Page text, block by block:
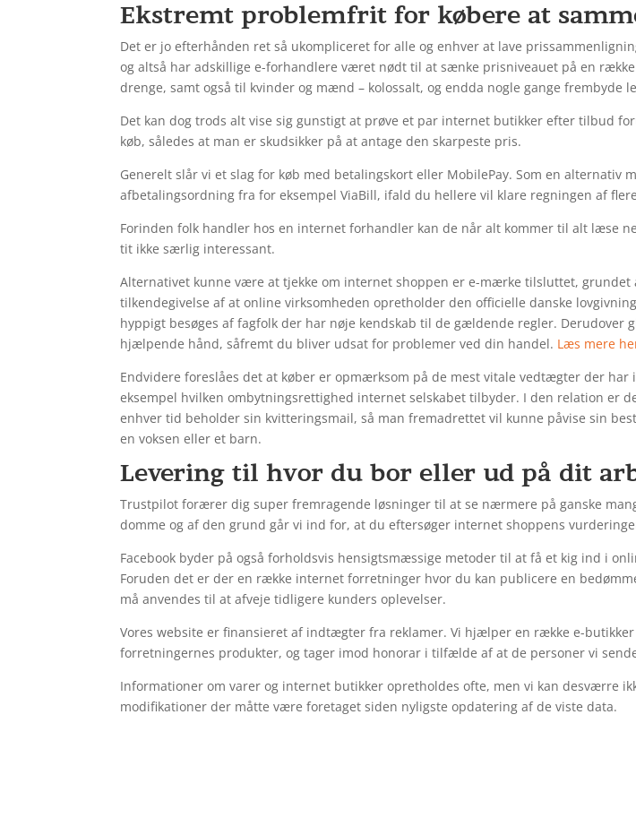
Ekstremt problemfrit for købere at
Det er jo efterhånden ret så ukompliceret for alle og enhver at lave
og altså har adskillige e-forhandlere været nødt til at sænke prisniveauet på en
drenge, samt også til kvinder og mænd – kolossalt, og endda nogle gange frembyde
Det kan dog trods alt vise sig gunstigt at prøve et par internet butikker efter tilbud
køb, således at man er skudsikker på at antage den skarpeste pris.
Generelt slår vi et slag for køb med betalingskort eller MobilePay. Som en alternativ
afbetalingsordning fra for eksempel ViaBill, ifald du hellere vil klare regningen af
Forinden folk handler hos en internet forhandler kan de når alt kommer til alt læse
tit ikke særlig interessant.
Alternativet kunne være at tjekke om internet shoppen er e-mærke tilsluttet,
tilkendegivelse af at online virksomheden opretholder den officielle danske
hyppigt besøges af fagfolk der har nøje kendskab til de gældende regler. Derudover
hjælpende hånd, såfremt du bliver udsat for problemer ved din handel. Læs mere
Endvidere foreslåes det at køber er opmærksom på de mest vitale vedtægter der
eksempel hvilken ombytningsrettighed internet selskabet tilbyder. I den relation er
enhver tid beholder sin kvitteringsmail, så man fremadrettet vil kunne påvise sin
en voksen eller et barn.
Levering til hvor du bor eller ud på dit
Trustpilot forærer dig super fremragende løsninger til at se nærmere på ganske
domme og af den grund går vi ind for, at du eftersøger internet shoppens
Facebook byder på også forholdsvis hensigtsmæssige metoder til at få et kig ind i
Foruden det er der en række internet forretninger hvor du kan publicere en
må anvendes til at afveje tidligere kunders oplevelser.
Vores website er finansieret af indtægter fra reklamer. Vi hjælper en række e-
forretningernes produkter, og tager imod honorar i tilfælde af at de personer vi
Informationer om varer og internet butikker opretholdes ofte, men vi kan desværre
modifikationer der måtte være foretaget siden nyligste opdatering af de viste data.